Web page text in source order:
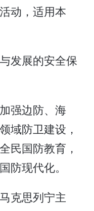
动，适用本
发展的安全保
强边防、海
域防卫建设，
民国防教育，
防现代化。
克思列宁主